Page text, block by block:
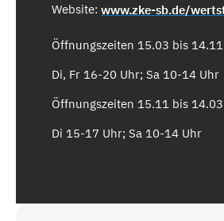
Website:
Öffnungszeiten 15.03 bis 14.11
Di, Fr 16-20 Uhr; Sa 10-14 Uhr
Öffnungszeiten 15.11 bis 14.03
Di 15-17 Uhr; Sa 10-14 Uhr